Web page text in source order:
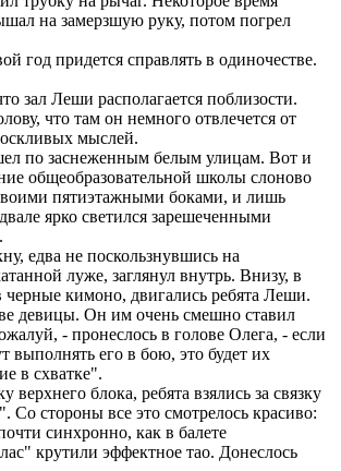
на замерзшую руку, потом погрел
год придется справлять в одиночестве.
зал Леши располагается поблизости.
что там он немного отвлечется от
мыслей.
по заснеженным белым улицам. Вот и
общеобразовательной школы слоново
пятиэтажными боками, и лишь
ярко светился зарешеченными
едва не поскользнувшись на
луже, заглянул внутрь. Внизу, в
черные кимоно, двигались ребята Леши.
девицы. Он им очень смешно ставил
- пронеслось в голове Олега, - если
выполнять его в бою, это будет их
в схватке".
верхнего блока, ребята взялись за связку
Со стороны все это смотрелось красиво:
синхронно, как в балете
крутили эффектное тао. Донеслось